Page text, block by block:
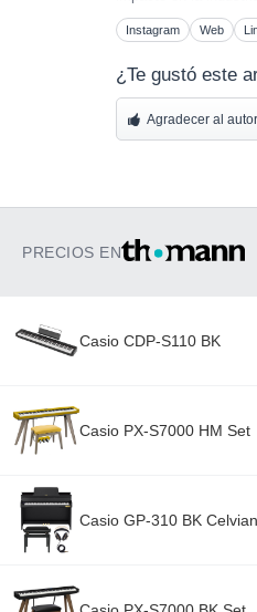
Instagram Web
¿Te gustó este
Agradecer al autor
PRECIOS EN
Casio CDP-S110 BK
Casio PX-S7000 HM Set
Casio GP-310 BK